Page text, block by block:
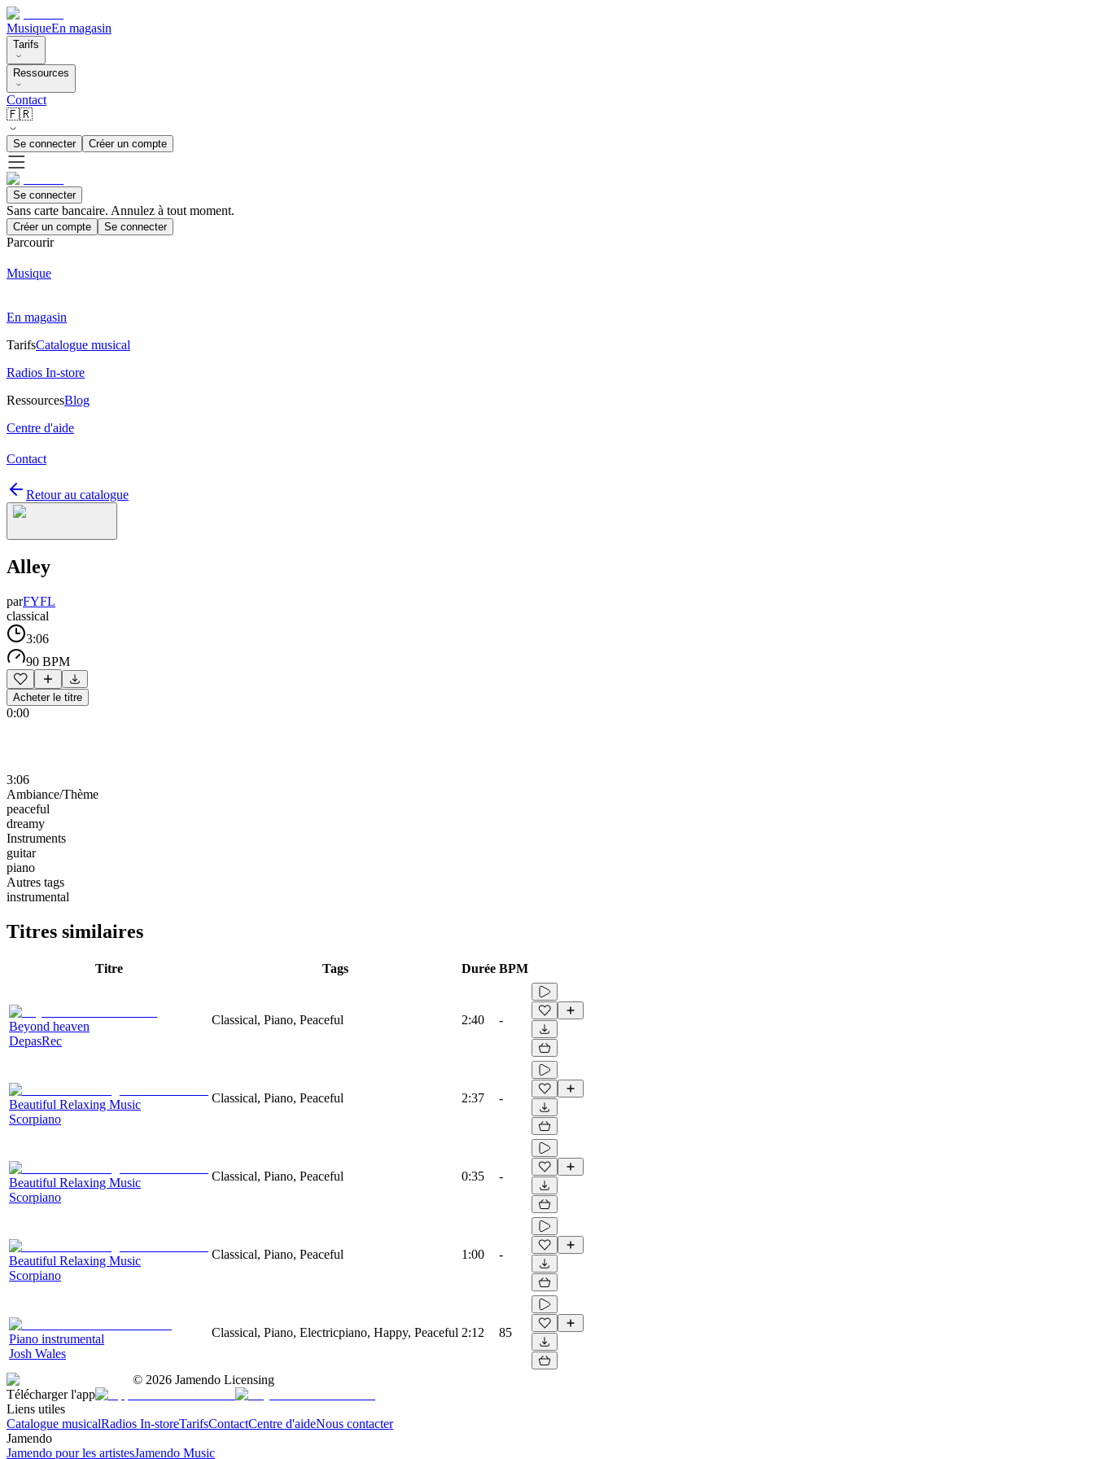
MusiqueEn magasin
Tarifs
Ressources
Contact
🇫🇷
Se connecter Créer un compte
Se connecter
Sans carte bancaire. Annulez à tout moment.
Créer un compte Se connecter
Parcourir
Musique
En magasin
TarifsCatalogue musical
Radios In-store
RessourcesBlog
Centre d'aide
Contact
Retour au catalogue
Alley
parFYFL
classical
3:06
90 BPM
Acheter le titre
0:00
3:06
Ambiance/Thème
peaceful
dreamy
Instruments
guitar
piano
Autres tags
instrumental
Titres similaires
Titre Tags Durée BPM
Beyond heaven
DepasRec
Classical, Piano, Peaceful 2:40 -
Beautiful Relaxing Music
Scorpiano
Classical, Piano, Peaceful 2:37 -
Beautiful Relaxing Music
Scorpiano
Classical, Piano, Peaceful 0:35 -
Beautiful Relaxing Music
Scorpiano
Classical, Piano, Peaceful 1:00 -
Piano instrumental
Josh Wales
Classical, Piano, Electricpiano, Happy, Peaceful 2:12 85
© 2026 Jamendo Licensing
Télécharger l'app
Liens utiles
Catalogue musicalRadios In-storeTarifsContactCentre d'aideNous contacter
Jamendo
Jamendo pour les artistesJamendo Music